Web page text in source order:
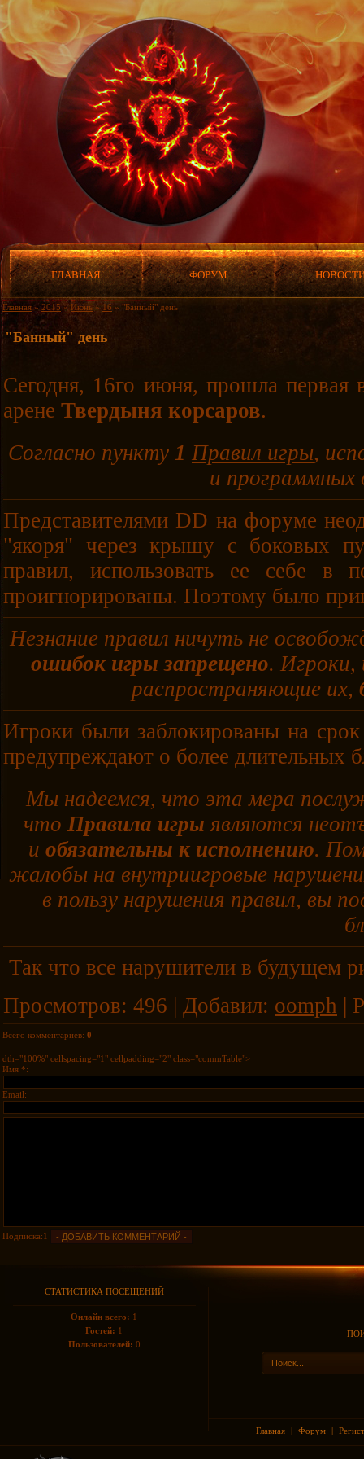
ГЛАВНАЯ ФОРУМ
Главная» 2015 » Июнь » 16 » "Банный" день
"Банный" день
Сегодня, 16го июня, прошла первая
арене Твердыня корсаров.
Согласно пункту 1 Правил игры,
и программных
Представителями DD на форуме
"якоря" через крышу с боковых
правил, использовать ее себе в
проигнорированы. Поэтому было
Незнание правил ничуть не
ошибок игры запрещено. Игроки,
распространяющие их,
Игроки были заблокированы на
предупреждают о более длительных
Мы надеемся, что эта мера
чтоПравила игры являются
иобязательны к исполнению.
жалобы на внутриигровые
в пользу нарушения правил, вы
Так что все нарушители в будущем
Просмотров: 496 | Добавил: oomph |
Всего комментариев: 0
dth="100%" cellspacing="1" cellpadding="2" class="commTable">
Имя *:
Email:
Подписка:1
СТАТИСТИКА ПОСЕЩЕНИЙ
Онлайн всего: 1
Гостей: 1
Пользователей: 0
Главная | Форум |